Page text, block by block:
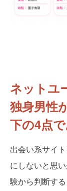
ネットユ
独身男性
下の4点で
出会い系サイ
にしないと思
験から判断す